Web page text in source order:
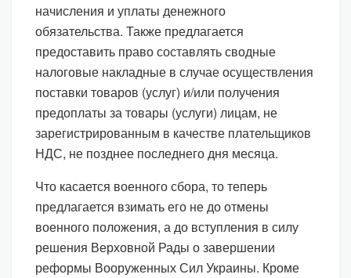
начисления и уплаты денежного
обязательства. Также предлагается
предоставить право составлять сводные
налоговые накладные в случае осуществления
поставки товаров (услуг) и/или получения
предоплаты за товары (услуги) лицам, не
зарегистрированным в качестве плательщиков
НДС, не позднее последнего дня месяца.
Что касается военного сбора, то теперь
предлагается взимать его не до отмены
военного положения, а до вступления в силу
решения Верховной Рады о завершении
реформы Вооруженных Сил Украины. Кроме